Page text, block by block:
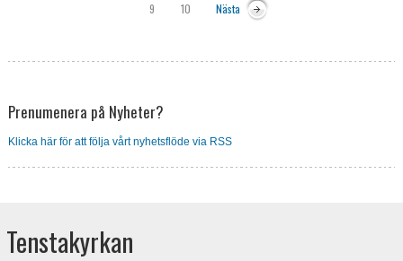
9 10 Nästa
Prenumenera på Nyheter?
Klicka här för att följa vårt nyhetsflöde via RSS
Tenstakyrkan